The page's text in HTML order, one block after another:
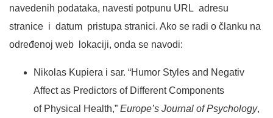
navedenih podataka, navesti potpunu URL adresu
stranice i datum pristupa stranici. Ako se radi o članku na
određenoj web lokaciji, onda se navodi:
Nikolas Kupiera i sar. “Humor Styles and Negativ
Affect as Predictors of Different Components
of Physical Health,” Europe’s Journal of Psychology,